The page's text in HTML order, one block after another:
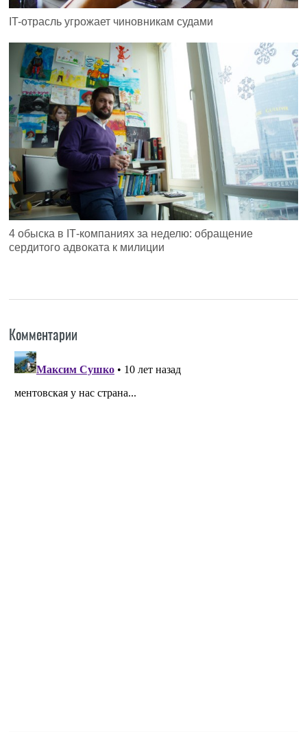
IT-отрасль угрожает чиновникам судами
4 обыска в IТ-компаниях за неделю: обращение
сердитого адвоката к милиции
Комментарии